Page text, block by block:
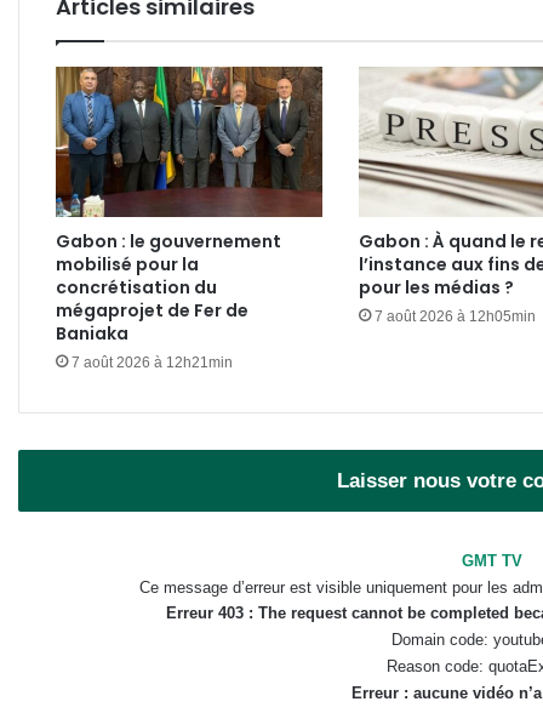
Articles similaires
Gabon : le gouvernement
mobilisé pour la
concrétisation du
mégaprojet de Fer de
Baniaka
7 août 2026 à 12h21min
Gabon : À quand le
l’instance aux fins
pour les médias ?
7 août 2026 à 12h05min
Laisser nous votre
GMT TV
Ce message d’erreur est visible uniquement pour les
Erreur 403 : The request cannot be completed
Domain code:
Reason code:
Erreur : aucune vidéo